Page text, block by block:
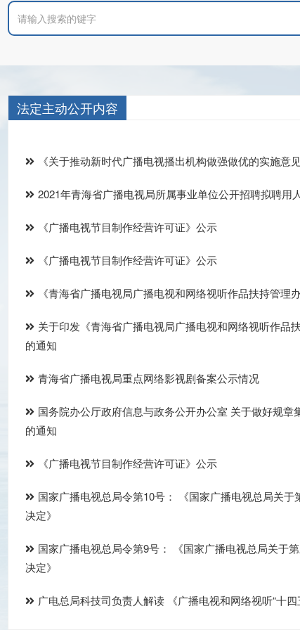
法定主动公开内容
《关于推动新时代广播电视播出机构做强做优的实施意
2021年青海省广播电视局所属事业单位公开招聘拟聘用
《广播电视节目制作经营许可证》公示
《广播电视节目制作经营许可证》公示
《青海省广播电视局广播电视和网络视听作品扶持管理
关于印发《青海省广播电视局广播电视和网络视听作品
的通知
青海省广播电视局重点网络影视剧备案公示情况
国务院办公厅政府信息与政务公开办公室 关于做好规章
的通知
《广播电视节目制作经营许可证》公示
国家广播电视总局令第10号： 《国家广播电视总局关于
决定》
国家广播电视总局令第9号： 《国家广播电视总局关于
决定》
广电总局科技司负责人解读 《广播电视和网络视听“十四